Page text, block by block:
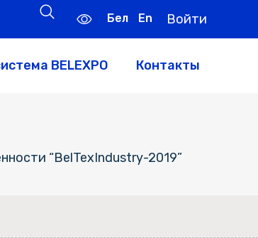
Бел En Войти
BELEXPO Контакты
“BelTexIndustry-2019”